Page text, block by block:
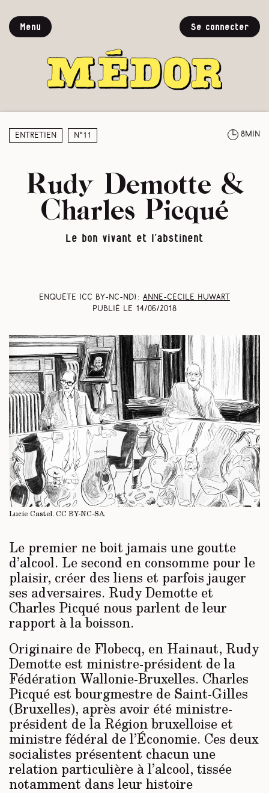
Menu Se connecter
Entretien N°11 8min
Rudy Demotte &
Charles Picqué
Le bon vivant et l’abstinent
Enquête (CC BY-NC-ND) : Anne-Cécile Huwart
Publié le 14/06/2018
Lucie Castel. CC BY-NC-SA.
Le premier ne boit jamais une goutte
d’alcool. Le second en consomme pour le
plaisir, créer des liens et parfois jauger
ses adversaires. Rudy Demotte et
Charles Picqué nous parlent de leur
rapport à la boisson.
Originaire de Flobecq, en Hainaut, Rudy
Demotte est ministre-président de la
Fédération Wallonie-Bruxelles. Charles
Picqué est bourgmestre de Saint-Gilles
(Bruxelles), après avoir été ministre-
président de la Région bruxelloise et
ministre fédéral de l’Économie. Ces deux
socialistes présentent chacun une
relation particulière à l’alcool, tissée
notamment dans leur histoire